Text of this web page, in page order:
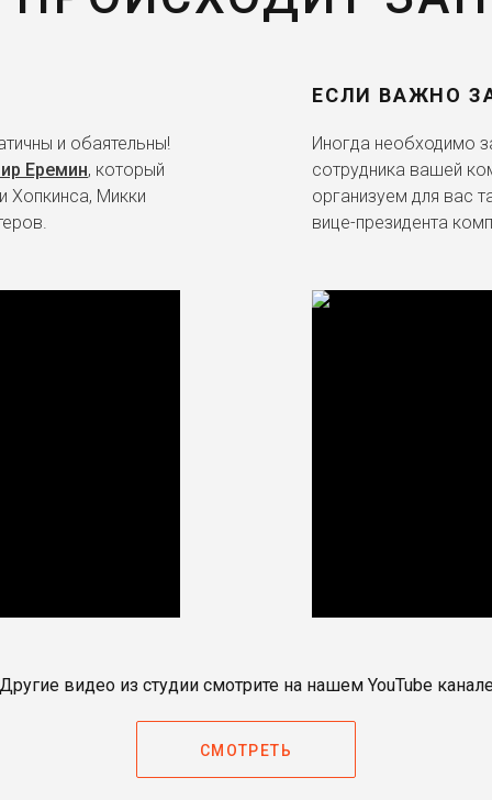
и обаятельны!
Еремин, который
Хопкинса, Микки
ЕСЛИ ВАЖНО
Иногда необходимо
сотрудника вашей
организуем для вас
вице-президента
видео из студии смотрите на нашем YouTube
СМОТРЕТЬ